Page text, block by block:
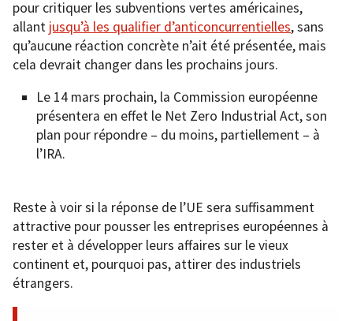
pour critiquer les subventions vertes américaines,
allant jusqu’à les qualifier d’anticoncurrentielles, sans
qu’aucune réaction concrète n’ait été présentée, mais
cela devrait changer dans les prochains jours.
Le 14 mars prochain, la Commission européenne
présentera en effet le Net Zero Industrial Act, son
plan pour répondre – du moins, partiellement – à
l’IRA.
Reste à voir si la réponse de l’UE sera suffisamment
attractive pour pousser les entreprises européennes à
rester et à développer leurs affaires sur le vieux
continent et, pourquoi pas, attirer des industriels
étrangers.